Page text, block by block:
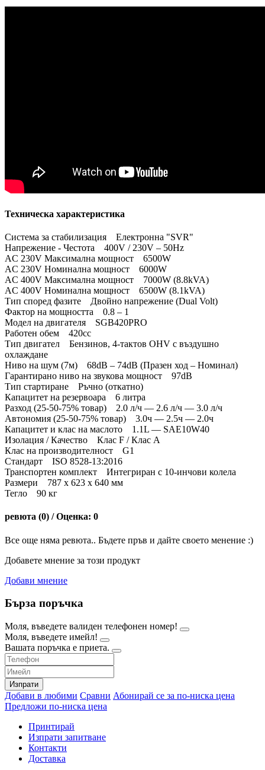
Техническа характеристика
Система за стабилизация Електронна "SVR"
Напрежение - Честота 400V / 230V – 50Hz
AC 230V Максимална мощност 6500W
AC 230V Номинална мощност 6000W
AC 400V Максимална мощност 7000W (8.8kVA)
AC 400V Номинална мощност 6500W (8.1kVA)
Тип според фазите Двойно напрежение (Dual Volt)
Фактор на мощността 0.8 – 1
Модел на двигателя SGB420PRO
Работен обем 420cc
Тип двигател Бензинов, 4-тактов OHV с въздушно
охлаждане
Ниво на шум (7м) 68dB – 74dB (Празен ход – Номинал)
Гарантирано ниво на звукова мощност 97dB
Тип стартиране Ръчно (откатно)
Капацитет на резервоара 6 литра
Разход (25-50-75% товар) 2.0 л/ч — 2.6 л/ч — 3.0 л/ч
Автономия (25-50-75% товар) 3.0ч — 2.5ч — 2.0ч
Капацитет и клас на маслото 1.1L — SAE10W40
Изолация / Качество Клас F / Клас A
Клас на производителност G1
Стандарт ISO 8528-13:2016
Транспортен комплект Интегриран с 10-инчови колела
Размери 787 x 623 x 640 мм
Тегло 90 кг
ревюта (0) / Оценка: 0
Все още няма ревюта.. Бъдете пръв и дайте своето менение :)
Добавете мнение за този продукт
Добави мнение
Бърза поръчка
Моля, въведете валиден телефонен номер!
Моля, въведете имейл!
Вашата поръчка е приета.
Изпрати
Добави в любими Сравни Абонирай се за по-ниска цена
Предложи по-ниска цена
Принтирай
Изпрати запитване
Контакти
Доставка